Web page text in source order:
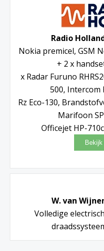
Radio
Nokia premicel, GSM
+ 2 x
x Radar Furuno
500, Intercom
Rz Eco-130,
Marifoon
Officejet HP-
W. van
Volledige